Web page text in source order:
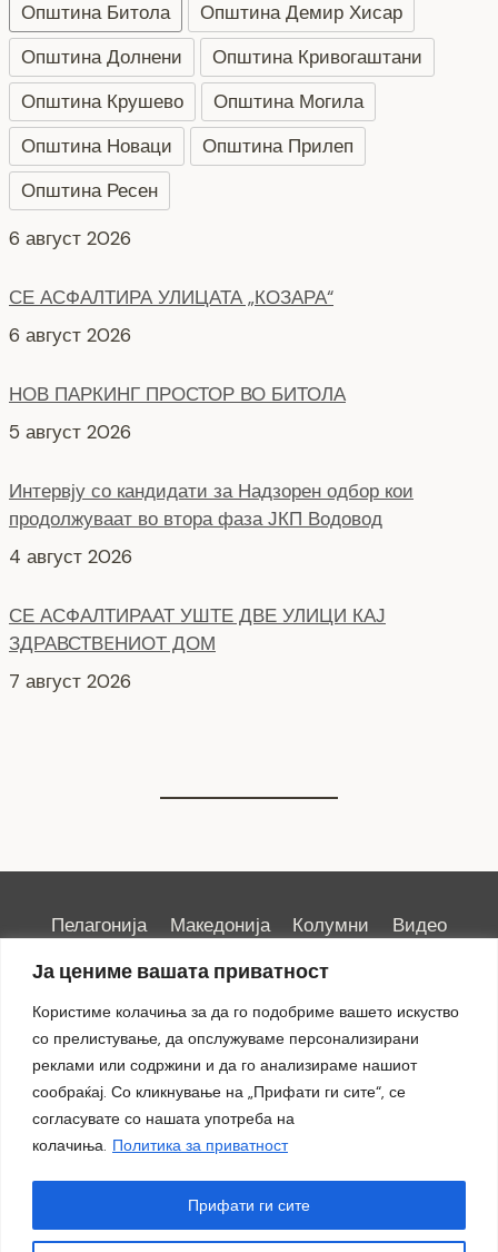
Ја цениме вашата приватност
Користиме колачиња за да го подобриме вашето искуство
со прелистување, да опслужуваме персонализирани
реклами или содржини и да го анализираме нашиот
сообраќај. Со кликнување на „Прифати ги сите“, се
согласувате со нашата употреба на
колачиња. Политика за приватност
Прифати ги сите
Општина Битола
Општина Демир Хисар
Општина Долнени
Општина Кривогаштани
Општина Крушево
Општина Могила
Општина Новаци
Општина Прилеп
Општина Ресен
СЕ АСФАЛТИРА УЛИЦАТА „КОЗАРА“
НОВ ПАРКИНГ ПРОСТОР ВО БИТОЛА
Интервју со кандидати за Надзорен одбор кои
4 август 2026
СЕ АСФАЛТИРААТ УШТЕ ДВЕ УЛИЦИ КАЈ
7 август 2026
НОВ ПАРКИНГ ПРОСТОР ВО ЦЕНТАРОТ НА ГРАДОТ
Пелагонија Македонија Колумни
Видео
Емисии
Култура Здравје
Занимливости
Спорт
ИРИС
Импресум